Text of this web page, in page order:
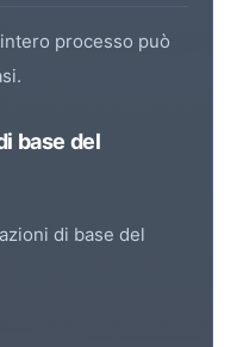
processo può
base del
di base del